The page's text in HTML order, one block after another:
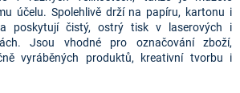
p
r
v
k
účelu. Spolehlivě drží na papíru, kartonu i
poskytují čistý, ostrý tisk v laserových i
Jsou vhodné pro označování zboží,
vyráběných produktů, kreativní tvorbu i